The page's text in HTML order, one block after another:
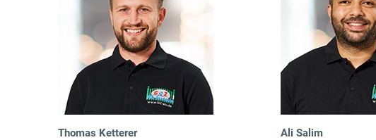
Thomas Ketterer
Ali Salim